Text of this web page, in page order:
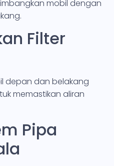
mobil dengan
Filter
depan dan belakang
memastikan aliran
Pipa